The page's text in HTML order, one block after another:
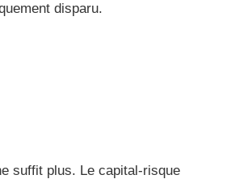
disparu.
suffit plus. Le capital-risque